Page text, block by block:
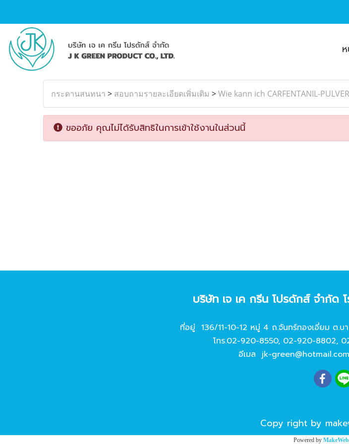
กระดานสนทนา > สอบถามรายละเอียดเพิ่มเติม >Wie kann ich CARFENTANIL-
ขออภัย คุณไม่ได้รับสิทธิในการเข้าใช้งานในส่วนนี้
บริษัท เจ เค กรีน โปรดักส์ จํากัด
ที่อยู่ 136/11-10-12 หมู่ 4 ถ.จันทร์ทองเอี่ยม ต.บ
โทร.02-920-8550, 02-920-8802,
อีเมล jk-green@hotmail.com
Copy right by
Powered by